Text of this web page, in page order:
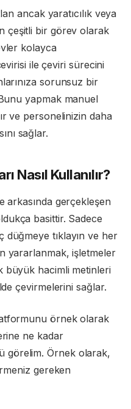
ancak yaratıcılık veya
çeşitli bir görev olarak
kolayca
ile çeviri sürecini
sorunsuz bir
yapmak manuel
ve personelinizin daha
sağlar.
Nasıl Kullanılır?
arkasında gerçekleşen
basittir. Sadece
düğmeye tıklayın ve her
yararlanmak, işletmeler
büyük hacimli metinleri
çevirmelerini sağlar.
örnek olarak
ne kadar
görelim. Örnek olarak,
gereken